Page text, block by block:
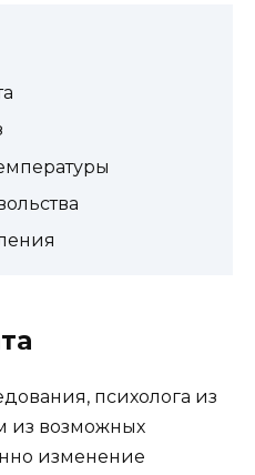
психолога из
из возможных
изменение